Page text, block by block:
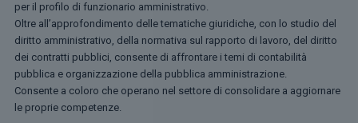
per il profilo di funzionario amministrativo.
Oltre all’approfondimento delle tematiche giuridiche, con lo studio del
diritto amministrativo, della normativa sul rapporto di lavoro, del diritto
dei contratti pubblici, consente di affrontare i temi di contabilità
pubblica e organizzazione della pubblica amministrazione.
Consente a coloro che operano nel settore di consolidare a aggiornare
le proprie competenze.